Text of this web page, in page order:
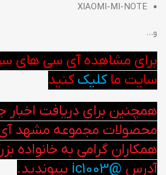
XIAOMI-MI-NOTE
و…
برای مشاهده آی سی های
سایت ماکلیک کنید
همچنین برای دریافت اخبار
محصولات مجموعه مشهد
همکاران گرامی به خانواده
آدرس @ic1003 بپیوندید.